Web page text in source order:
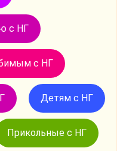
с НГ
с НГ
Детям с НГ
Прикольные с НГ